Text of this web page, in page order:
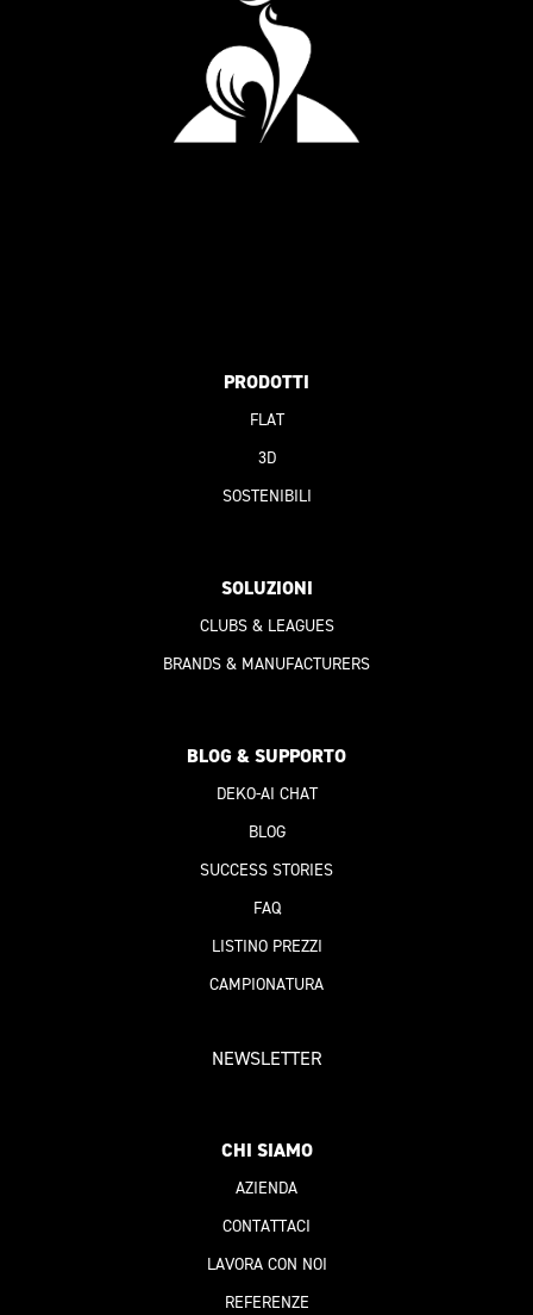
PRODOTTI
FLAT
3D
SOSTENIBILI
SOLUZIONI
CLUBS & LEAGUES
BRANDS & MANUFACTURERS
BLOG & SUPPORTO
DEKO-AI CHAT
BLOG
SUCCESS STORIES
FAQ
LISTINO PREZZI
CAMPIONATURA
NEWSLETTER
CHI SIAMO
AZIENDA
CONTATTACI
LAVORA CON NOI
REFERENZE